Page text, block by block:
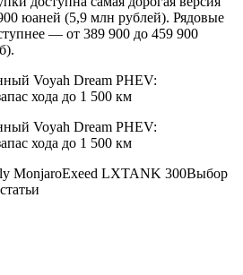
юаней (5,9 млн рублей). Рядовые
— от 389 900 до 459 900
MonjaroExeed LXTANK 300Выбор